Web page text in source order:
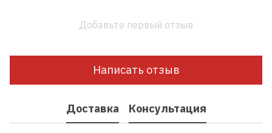
Добавьте первый отзыв
Написать отзыв
Доставка Консультация